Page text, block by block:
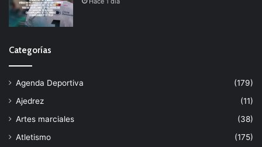
Categorías
Agenda Deportiva
(179)
Ajedrez
(11)
Artes marciales
(38)
Atletismo
(175)